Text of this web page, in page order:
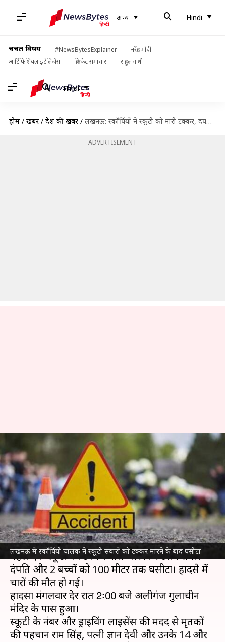
अन्य Hindi
चर्चित विषय #NewsBytesExplainer
नरेंद्र मोदी
आर्टिफिशियल इंटेलिजेंस
क्रिकेट समाचार राहुल गांधी
Hindi
होम / खबरें / देश की खबरें / लखनऊ: स्कॉर्पियों ने स्कूटी को मारी टक्कर, दंपति और 2 बच्चों को 100 मीटर घसीटा; मौत
ADVERTISEMENT
लखनऊ में स्कॉर्पियो चालक ने स्कूटी सवारों को टक्कर मारने के बाद घसीटा
लखनऊ: स्कॉर्पियों ने स्कूटी को मारी
टक्कर, दंपति और 2 बच्चों को 100
मीटर घसीटा; मौत
लेखन गजेंद्र May 31, 2023 12:05 pm
क्या है खबर?
उत्तर प्रदेशकी राजधानीलखनऊमें स्कॉर्पियो चालक ने
पहले एक स्कूटी को टक्कर मारी और फिर उसमें सवार
दंपति और 2 बच्चों को 100 मीटर तक घसीटा। हादसे में
चारों की मौत हो गई।
हादसा मंगलवार देर रात 2ः00 बजे अलीगंज गुलाचीन
मंदिर के पास हुआ।
स्कूटी के नंबर और ड्राइविंग लाइसेंस की मदद से मृतकों
की पहचान राम सिंह, पत्नी ज्ञान देवी और उनके 14 और